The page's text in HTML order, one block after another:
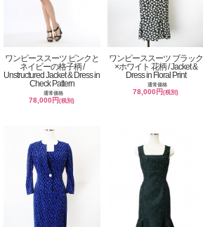
ワンピーススーツ ピンクと
ネイビーの格子柄 /
Unstructured Jacket & Dress in
Check Pattern
通常価格
78,000円(税別)
ワンピーススーツ ブラック
×ホワイト 花柄 / Jacket &
Dress in Floral Print
通常価格
78,000円(税別)